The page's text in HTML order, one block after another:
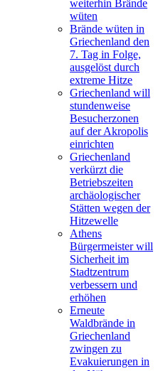
weiterhin Brände
wüten
Brände wüten in
Griechenland den
7. Tag in Folge,
ausgelöst durch
extreme Hitze
Griechenland will
stundenweise
Besucherzonen
auf der Akropolis
einrichten
Griechenland
verkürzt die
Betriebszeiten
archäologischer
Stätten wegen der
Hitzewelle
Athens
Bürgermeister will
Sicherheit im
Stadtzentrum
verbessern und
erhöhen
Erneute
Waldbrände in
Griechenland
zwingen zu
Evakuierungen in